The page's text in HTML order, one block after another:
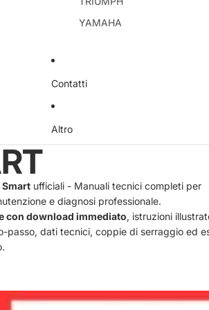
YAMAHA
Contatti
Altro
Smart ufficiali - Manuali tecnici completi per
e diagnosi professionale.
con download immediato, istruzioni
passo, dati tecnici, coppie di serraggio ed